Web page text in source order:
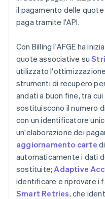
il pagamento delle
paga tramite l'API.
Con Billing l'AFGE ha
quote associative su
utilizzato
strumenti di recupero
andati a buon fine, tra cui
sostituiscono il numero
con un identificatore
un'elaborazione dei
aggiornamento carte
automaticamente i dati
sostituite; Adaptive
identificare e riprovare i
Smart Retries, che